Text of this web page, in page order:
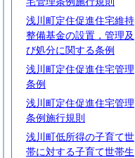
浅川町定住促進住宅維持
整備基金の設置，管理及
び処分に関する条例
浅川町定住促進住宅管理
条例
浅川町定住促進住宅管理
条例施行規則
浅川町低所得の子育て世
帯に対する子育て世帯生